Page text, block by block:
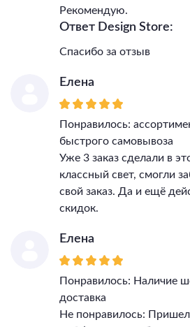
Рекомендую.
Ответ Design Store:
Спасибо за отзыв
Елена
Понравилось:
быстрого самовывоза
Уже 3 заказ сделали в
классный свет, смогли
свой заказ. Да и ещё
скидок.
Елена
Понравилось: Наличие
доставка
Не понравилось: